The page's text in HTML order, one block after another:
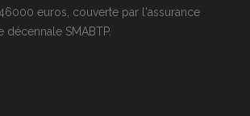
euros, couverte par l'assurance
SMABTP.